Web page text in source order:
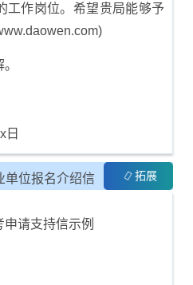
工作岗位。希望贵局能够予
日
单位报名介绍信 拓展
申请支持信示例